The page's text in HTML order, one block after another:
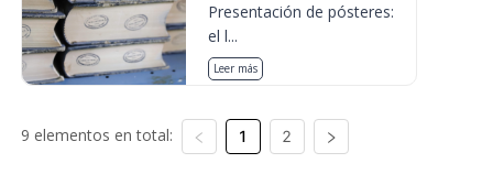
Presentación de pósteres:
el l...
Leer más
9 elementos en total: 1 2